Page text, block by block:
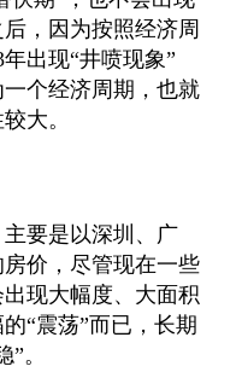
，因为按照经济周
出现“井喷现象”
个经济周期，也就
大。
要是以深圳、广
价，尽管现在一些
现大幅度、大面积
“震荡”而已，长期
。